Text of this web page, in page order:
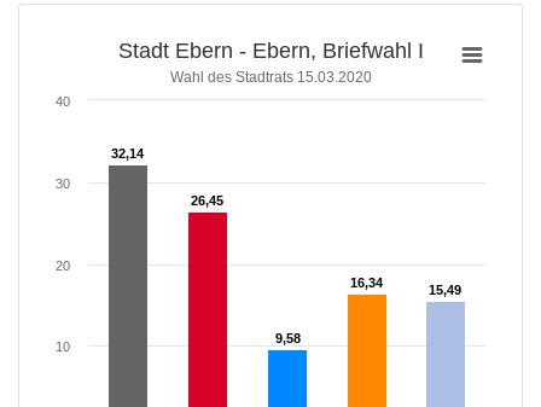
Stadt Ebern - Ebern, Briefwahl I
Wahl des Stadtrats 15.03.2020
32,14
32,14
26,45
26,45
9,58
9,58
16,34
16,34 15,49
15,49
10
20
30
40